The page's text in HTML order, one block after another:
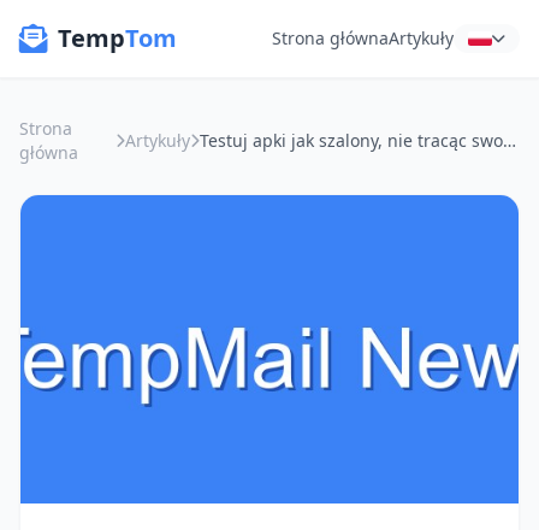
TempTom Strona głównaArtykuły
Strona
główna
Artykuły Testuj apki jak szalony, nie tracąc swojej głównej skrzynki! Dlaczego jednorazowa poczta to Twój nowy najlepszy kumpel